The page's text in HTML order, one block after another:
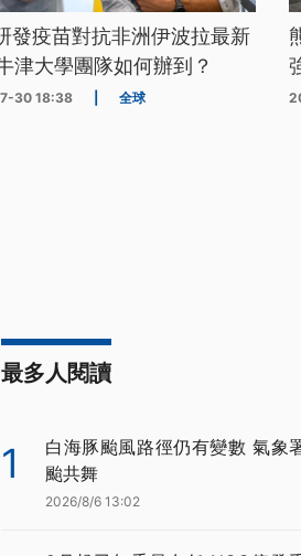
發疫苗對抗非洲伊波拉最新
津大學團隊如何辦到？
30 18:38 全球
最多人閱讀
1
白海豚颱風路徑仍有變數 氣象
颱共舞
2026/8/6 13:02